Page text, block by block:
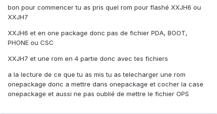
bon pour commencer tu as pris quel rom pour flashé XXJH6 ou
XXJH7
XXJH6 et en one package donc pas de fichier PDA, BOOT,
PHONE ou CSC
XXJH7 et une rom en 4 partie donc avec tes fichiers
a la lecture de ce que tu as mis tu as telecharger une rom
onepackage donc a mettre dans onepackage et cocher la case
onepackage et aussi ne pas oublié de mettre le fichier OPS